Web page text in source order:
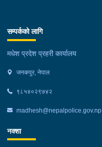
सम्पर्कको लागि
मधेश प्रदेश प्रहरी कार्यालय
जनकपुर, नेपाल
९८५४०२९७४२
madhesh@nepalpolice.gov.np
नक्शा